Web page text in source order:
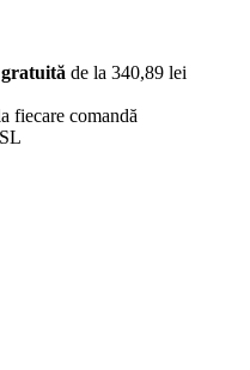
de la 340,89 lei
fiecare comandă